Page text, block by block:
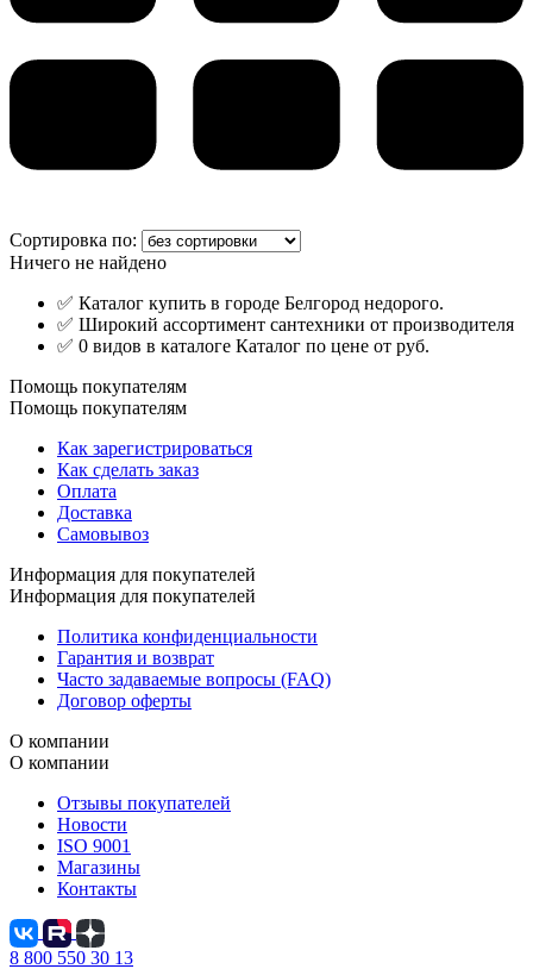
Сортировка по:
Ничего не найдено
✅ Каталог купить в городе Белгород недорого.
✅ Широкий ассортимент сантехники от производителя
✅ 0 видов в каталоге Каталог по цене от руб.
Помощь покупателям
Помощь покупателям
Как зарегистрироваться
Как сделать заказ
Оплата
Доставка
Самовывоз
Информация для покупателей
Информация для покупателей
Политика конфиденциальности
Гарантия и возврат
Часто задаваемые вопросы (FAQ)
Договор оферты
О компании
О компании
Отзывы покупателей
Новости
ISO 9001
Магазины
Контакты
8 800 550 30 13